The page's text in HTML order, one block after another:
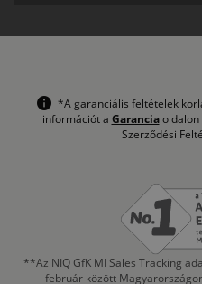
*A garanciális feltételek
információt a Garanciaoldalon
Szerződési
**Az NIQ GfK MI Sales Tracking
február között